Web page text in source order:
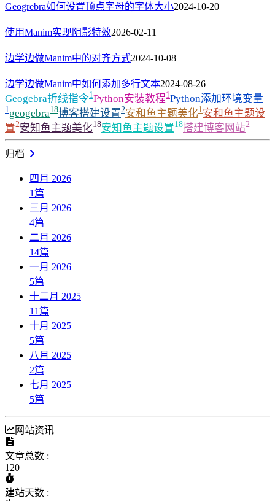
Geogrebra如何设置顶点字母的字体大小2024-10-20
使用Manim实现阴影特效2026-02-11
边学边做Manim中的对齐方式2024-10-08
边学边做Manim中如何添加多行文本2024-08-26
Geogebra折线指令1Python安装教程1Python添加环境变量
1geogebra18博客搭建设置2安和鱼主题美化1安和鱼主题设
置2安知鱼主题美化18安知鱼主题设置18搭建博客网站2
归档
四月 2026
1篇
三月 2026
4篇
二月 2026
14篇
一月 2026
5篇
十二月 2025
11篇
十月 2025
5篇
八月 2025
2篇
七月 2025
5篇
网站资讯
文章总数 :
120
建站天数 :